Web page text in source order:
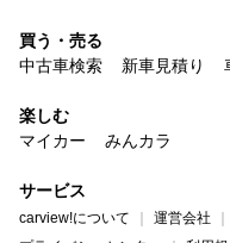
買う・売る
中古車検索
新車見積り
楽しむ
マイカー
みんカラ
サービス
carview!について 運営会社